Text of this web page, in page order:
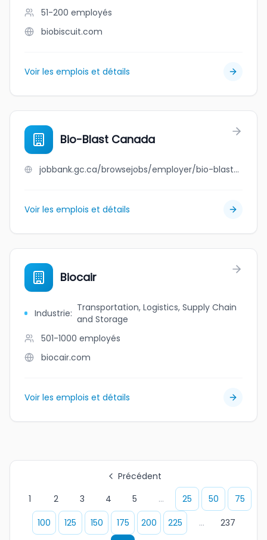
51-200 employés
biobiscuit.com
Voir les emplois et détails
Bio-Blast Canada
jobbank.gc.ca/browsejobs/employer/bio-blast+canada/ca
Voir les emplois et détails
Biocair
Industrie: Transportation, Logistics, Supply Chain
and Storage
501-1000 employés
biocair.com
Voir les emplois et détails
Précédent
1
2 3 4 5 ... 25 50
75
100
125 150 175 200 225 ... 237